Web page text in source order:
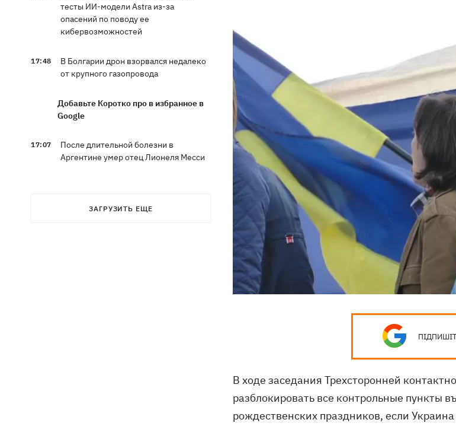
тесты ИИ-модели Astra из-за
опасений по поводу ее
кибервозможностей
17:48
В Болгарии дрон взорвался недалеко
от крупного газопровода
Добавьте Коротко про в избранное в
Google
17:07
После длительной болезни в
Аргентине умер отец Лионеля Месси
ЗАГРУЗИТЬ ЕЩЕ
В ходе заседания Трехсторонней
разблокировать все контрольные пункты
рождественских праздников, если